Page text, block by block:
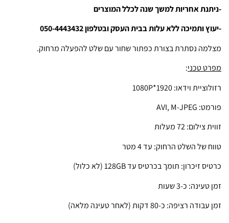
-ניתנת אחריות למשך שנה לכלל המוצרים
-יעוץ ותמיכה ללא עלות בבית העסק ובטלפון 050-4443432
מצלמה נסתרת בצורת כפתור שחור עם שלט להפעלה מרחוק.
מפרט טכני:
רזולוציית וידאו: 1920*1080P
פורמט: AVI, M-JPEG
זווית צילום: 72 מעלות
טווח של השלט הרחוק: עד 4 מטר
כרטיס זיכרון: תומך בכרטיס עד 128GB (לא כלול)
זמן טעינה: כ-3 שעות
זמן עבודה רציפה: כ-80 דקות (לאחר טעינה מלאה)